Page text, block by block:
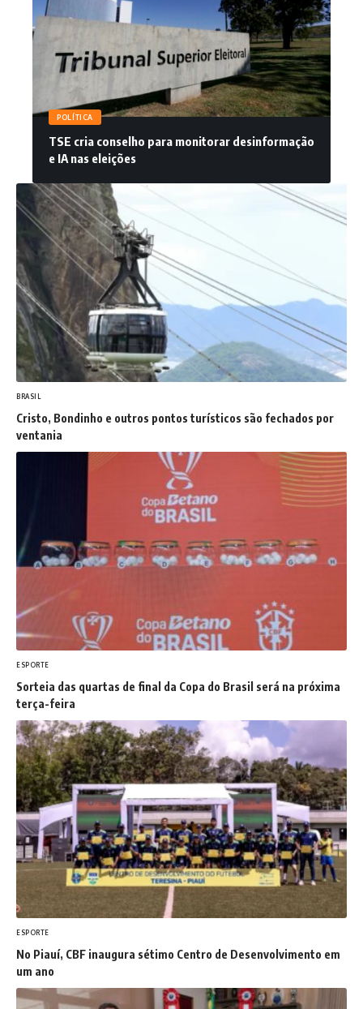
POLÍTICA
TSE cria conselho para monitorar desinformação
e IA nas eleições
BRASIL
Cristo, Bondinho e outros pontos turísticos são fechados por
ventania
ESPORTE
Sorteia das quartas de final da Copa do Brasil será na próxima
terça-feira
ESPORTE
No Piauí, CBF inaugura sétimo Centro de Desenvolvimento em
um ano